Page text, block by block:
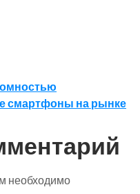
смартфоны на рынке
необходимо